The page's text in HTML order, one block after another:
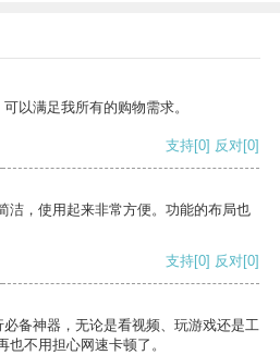
以满足我所有的购物需求。
支持[0] 反对[0]
洁，使用起来非常方便。功能的布局也
支持[0] 反对[0]
备神器，无论是看视频、玩游戏还是工
不用担心网速卡顿了。